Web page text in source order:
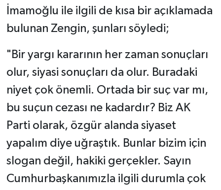
İmamoğlu ile ilgili de kısa bir açıklamada
bulunan Zengin, şunları söyledi;
"Bir yargı kararının her zaman sonuçları
olur, siyasi sonuçları da olur. Buradaki
niyet çok önemli. Ortada bir suç var mı,
bu suçun cezası ne kadardır? Biz AK
Parti olarak, özgür alanda siyaset
yapalım diye uğraştık. Bunlar bizim için
slogan değil, hakiki gerçekler. Sayın
Cumhurbaşkanımızla ilgili durumla çok